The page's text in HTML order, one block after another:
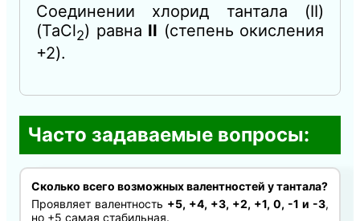
Соединении хлорид тантала (II)
(TaCl2​) равна II (степень окисления
+2).
Часто задаваемые вопросы:
Сколько всего возможных валентностей у тантала?
Проявляет валентность +5, +4, +3, +2, +1, 0, -1 и -3,
но +5 самая стабильная.